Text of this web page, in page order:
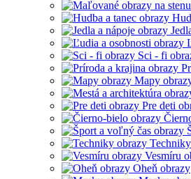
Sci - fi
Mapy
Pre deti
Vesmíru
Oheň obrazy